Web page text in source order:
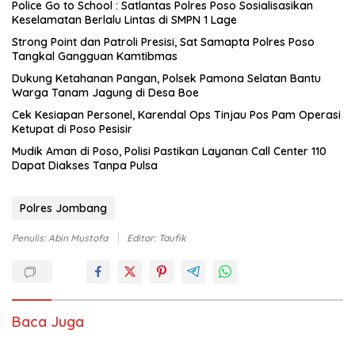
Police Go to School : Satlantas Polres Poso Sosialisasikan
Keselamatan Berlalu Lintas di SMPN 1 Lage
Strong Point dan Patroli Presisi, Sat Samapta Polres Poso
Tangkal Gangguan Kamtibmas
Dukung Ketahanan Pangan, Polsek Pamona Selatan Bantu
Warga Tanam Jagung di Desa Boe
Cek Kesiapan Personel, Karendal Ops Tinjau Pos Pam Operasi
Ketupat di Poso Pesisir
Mudik Aman di Poso, Polisi Pastikan Layanan Call Center 110
Dapat Diakses Tanpa Pulsa
Polres Jombang
Penulis: Abin Mustofa Editor: Taufik
Baca Juga